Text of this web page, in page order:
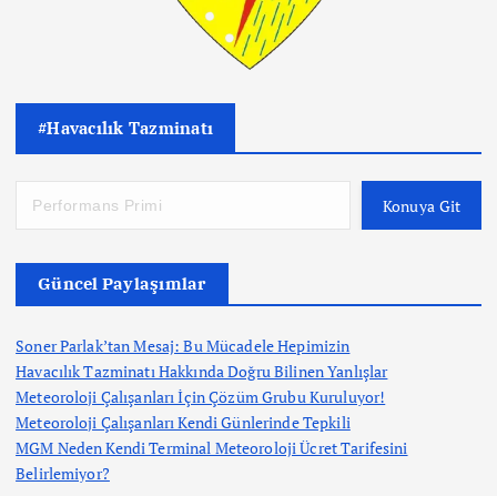
#Havacılık Tazminatı
Konuya Git
Güncel Paylaşımlar
Soner Parlak’tan Mesaj: Bu Mücadele Hepimizin
Havacılık Tazminatı Hakkında Doğru Bilinen Yanlışlar
Meteoroloji Çalışanları İçin Çözüm Grubu Kuruluyor!
Meteoroloji Çalışanları Kendi Günlerinde Tepkili
MGM Neden Kendi Terminal Meteoroloji Ücret Tarifesini
Belirlemiyor?